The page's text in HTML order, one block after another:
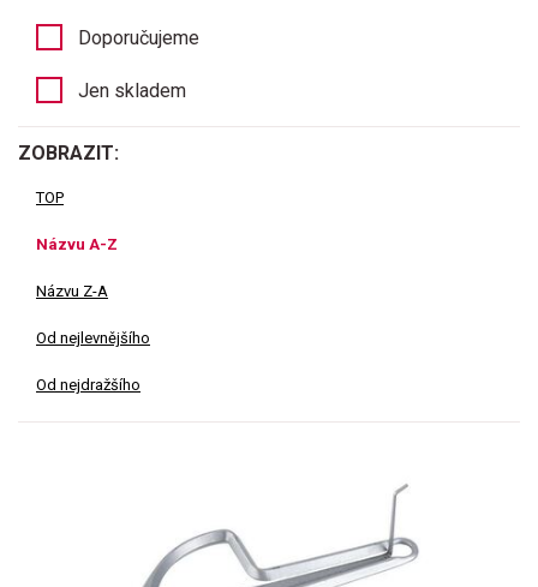
Doporučujeme
Jen skladem
ZOBRAZIT:
TOP
Názvu A-Z
Názvu Z-A
Od nejlevnějšího
Od nejdražšího